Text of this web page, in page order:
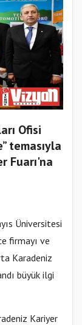
Ofisi
temasıyla
Fuarı'na
Üniversitesi
firmayı ve
Karadeniz
büyük ilgi
Kariyer